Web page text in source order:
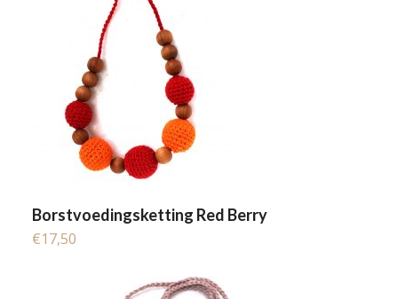
Borstvoedingsketting Red Berry
€17,50